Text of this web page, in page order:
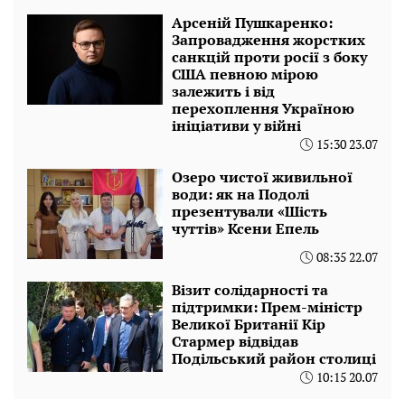
Арсеній Пушкаренко:
Запровадження жорстких
санкцій проти росії з боку
США певною мірою
залежить і від
перехоплення Україною
ініціативи у війні
15:30 23.07
Озеро чистої живильної
води: як на Подолі
презентували «Шість
чуттів» Ксени Епель
08:35 22.07
Візит солідарності та
підтримки: Прем-міністр
Великої Британії Кір
Стармер відвідав
Подільський район столиці
10:15 20.07